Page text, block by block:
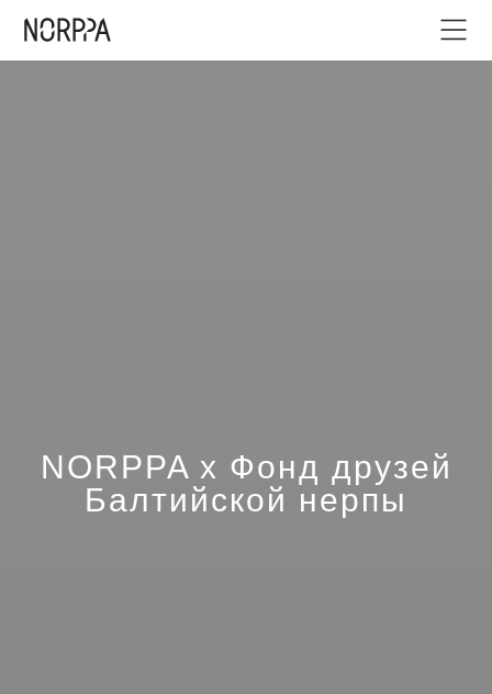
NORPPA x Фонд друзей
Балтийской нерпы